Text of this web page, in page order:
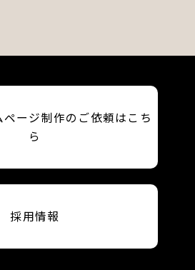
ージ制作のご依頼はこち
ら
採用情報